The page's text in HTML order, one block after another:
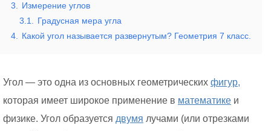
3.
Измерение углов
3.1.
Градусная мера угла
4.
Какой угол называется развернутым? Геометрия 7 класс.
Угол — это одна из основных геометрических фигур,
которая имеет широкое применение в математике и
физике. Угол образуется двумя лучами (или отрезками